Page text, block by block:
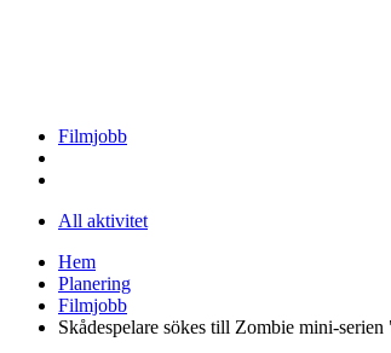
Filmjobb
All aktivitet
Hem
Planering
Filmjobb
Skådespelare sökes till Zombie mini-